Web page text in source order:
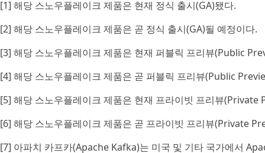
[1] 해당 스노우플레이크 제품은 현재 정식 출시(GA)됐다.
[2] 해당 스노우플레이크 제품은 곧 정식 출시(GA)될 예정이다.
[3] 해당 스노우플레이크 제품은 현재 퍼블릭 프리뷰(Public
[4] 해당 스노우플레이크 제품은 곧 퍼블릭 프리뷰(Public
[5] 해당 스노우플레이크 제품은 현재 프라이빗 프리뷰(Private
[6] 해당 스노우플레이크 제품은 곧 프라이빗 프리뷰(Private
[7] 아파치 카프카(Apache Kafka)는 미국 및 기타 국가에서